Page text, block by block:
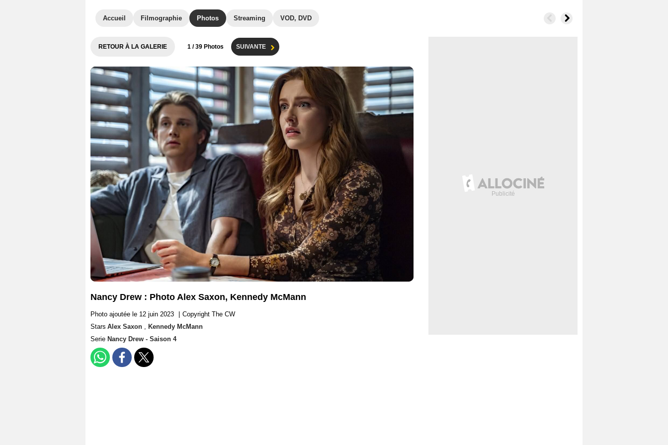
Accueil Filmographie Photos Streaming VOD, DVD
RETOUR À LA GALERIE 1 / 39 Photos SUIVANTE
Nancy Drew : Photo Alex Saxon, Kennedy McMann
Photo ajoutée le 12 juin 2023
Copyright The CW
Stars Alex Saxon , Kennedy McMann
Serie Nancy Drew - Saison 4